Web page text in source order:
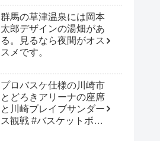
群馬の草津温泉には岡本
太郎デザインの湯畑があ
る。見るなら夜間がオス
スメです。
プロバスケ仕様の川崎市
とどろきアリーナの座席
と川崎ブレイブサンダー
ス観戦 #バスケットボー